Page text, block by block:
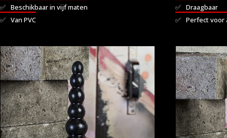
Beschikbaar in vijf maten
Van PVC
Draagbaar
Perfect voor